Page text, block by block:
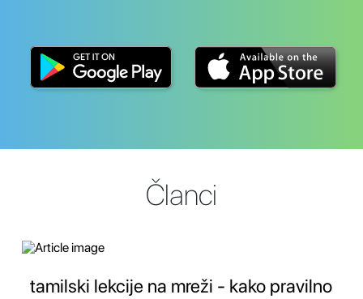
Članci
tamilski lekcije na mreži - kako pravilno